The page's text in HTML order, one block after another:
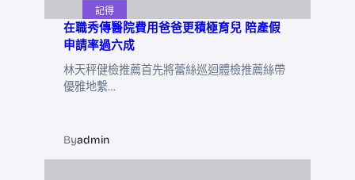
記得
在職秀傳醫院費用爸爸更積極育兒 陪產假
申請率過六成
林天秤健檢推薦首先將蕾絲巡迴體檢推薦絲帶
優雅地繫…
Byadmin